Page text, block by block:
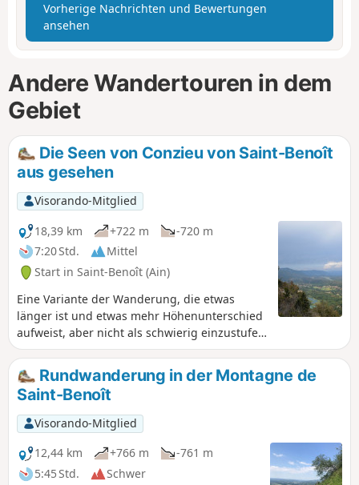
Vorherige Nachrichten und Bewertungen
ansehen
Andere Wandertouren in dem
Gebiet
Die Seen von Conzieu von Saint-Benoît
aus gesehen
Visorando-Mitglied
18,39 km
+722 m
-720 m
7:20 Std.
Mittel
Start in Saint-Benoît (Ain)
Eine Variante der Wanderung, die etwas
länger ist und etwas mehr Höhenunterschied
aufweist, aber nicht als schwierig einzustufen
ist. Auch hier gibt es schöne Panoramablicke
und mit etwas Glück können Sie zu Beginn
der Wanderung hübsche Wasserfälle sehen.
Rundwanderung in der Montagne de
Saint-Benoît
Visorando-Mitglied
12,44 km
+766 m
-761 m
5:45 Std.
Schwer